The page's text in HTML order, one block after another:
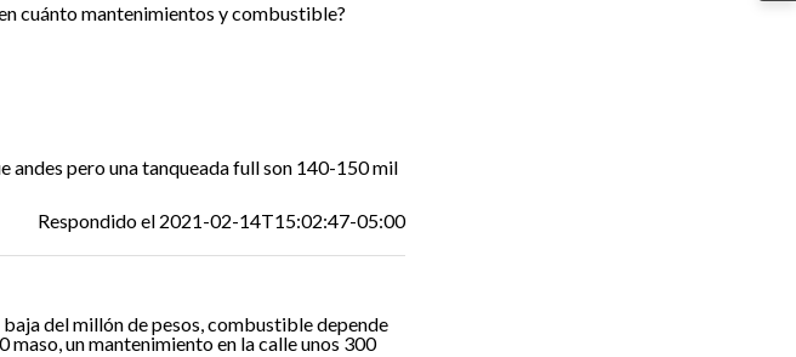
cuánto mantenimientos y combustible?
andes pero una tanqueada full son 140-150 mil
Respondido el 2021-02-14T15:02:47-05:00
del millón de pesos, combustible depende
maso, un mantenimiento en la calle unos 300